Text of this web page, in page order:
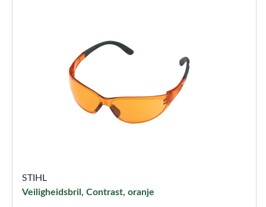
STIHL
Veiligheidsbril, Contrast, oranje